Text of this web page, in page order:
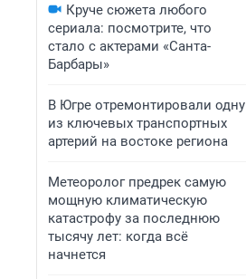
Круче сюжета любого
сериала: посмотрите, что
стало с актерами «Санта-
Барбары»
В Югре отремонтировали одну
из ключевых транспортных
артерий на востоке региона
Метеоролог предрек самую
мощную климатическую
катастрофу за последнюю
тысячу лет: когда всё
начнется